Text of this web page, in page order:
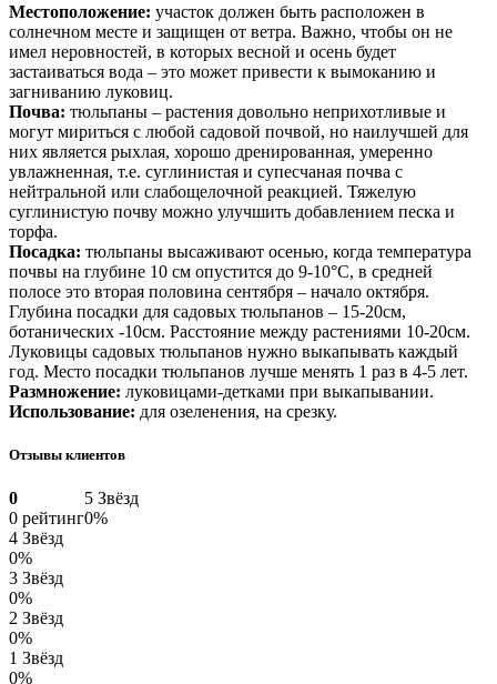
Местоположение: участок должен быть расположен в
солнечном месте и защищен от ветра. Важно, чтобы он не
имел неровностей, в которых весной и осень будет
застаиваться вода – это может привести к вымоканию и
загниванию луковиц.
Почва: тюльпаны – растения довольно неприхотливые и
могут мириться с любой садовой почвой, но наилучшей для
них является рыхлая, хорошо дренированная, умеренно
увлажненная, т.е. суглинистая и супесчаная почва с
нейтральной или слабощелочной реакцией. Тяжелую
суглинистую почву можно улучшить добавлением песка и
торфа.
Посадка: тюльпаны высаживают осенью, когда температура
почвы на глубине 10 см опустится до 9-10°С, в средней
полосе это вторая половина сентября – начало октября.
Глубина посадки для садовых тюльпанов – 15-20см,
ботанических -10см. Расстояние между растениями 10-20см.
Луковицы садовых тюльпанов нужно выкапывать каждый
год. Место посадки тюльпанов лучше менять 1 раз в 4-5 лет.
Размножение: луковицами-детками при выкапывании.
Использование: для озеленения, на срезку.
Отзывы клиентов
0
0 рейтинг
5 Звёзд
0%
4 Звёзд
0%
3 Звёзд
0%
2 Звёзд
0%
1 Звёзд
0%